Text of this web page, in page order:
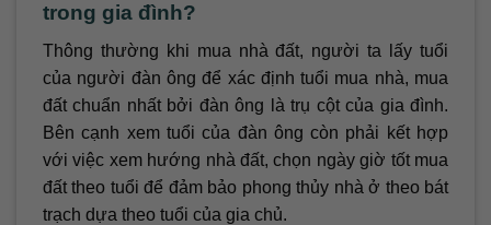
trong gia đình?
Thông thường khi mua nhà đất, người ta lấy tuổi
của người đàn ông để xác định tuổi mua nhà, mua
đất chuẩn nhất bởi đàn ông là trụ cột của gia đình.
Bên cạnh xem tuổi của đàn ông còn phải kết hợp
với việc xem hướng nhà đất, chọn ngày giờ tốt mua
đất theo tuổi để đảm bảo phong thủy nhà ở theo bát
trạch dựa theo tuổi của gia chủ.